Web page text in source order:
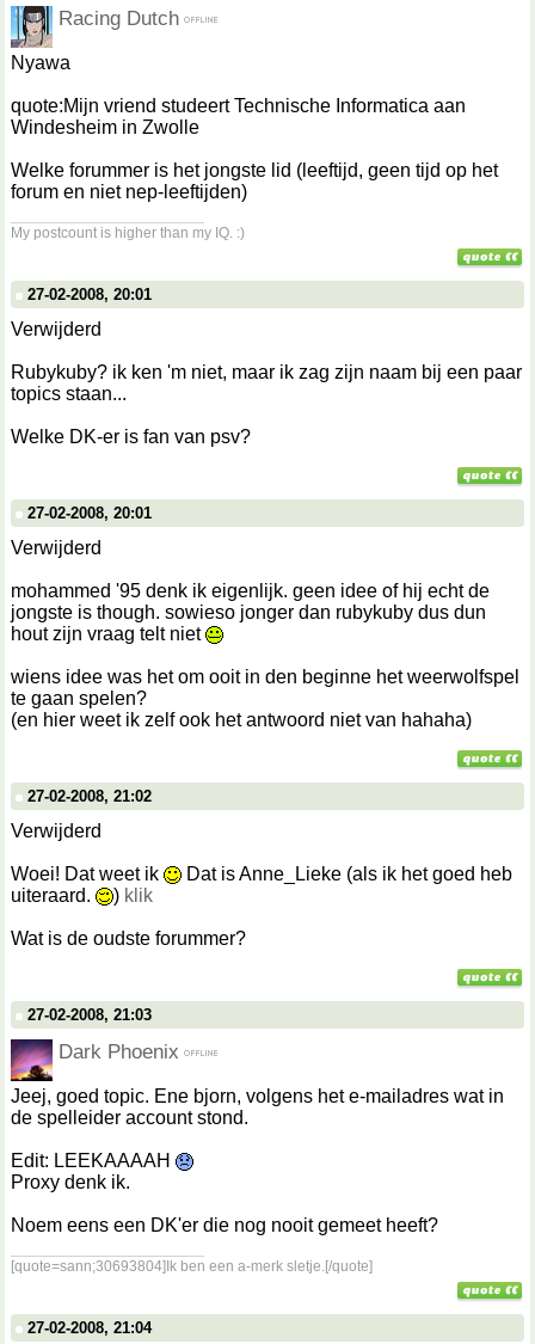
Racing Dutch
Nyawa
quote:Mijn vriend studeert Technische Informatica aan
Windesheim in Zwolle
Welke forummer is het jongste lid (leeftijd, geen tijd op het
forum en niet nep-leeftijden)
My postcount is higher than my IQ. :)
27-02-2008, 20:01
Verwijderd
Rubykuby? ik ken 'm niet, maar ik zag zijn naam bij een paar
topics staan...
Welke DK-er is fan van psv?
27-02-2008, 20:01
Verwijderd
mohammed '95 denk ik eigenlijk. geen idee of hij echt de
jongste is though. sowieso jonger dan rubykuby dus dun
hout zijn vraag telt niet
wiens idee was het om ooit in den beginne het weerwolfspel
te gaan spelen?
(en hier weet ik zelf ook het antwoord niet van hahaha)
27-02-2008, 21:02
Verwijderd
Woei! Dat weet ik
Dat is Anne_Lieke (als ik het goed heb
uiteraard.
) klik
Wat is de oudste forummer?
27-02-2008, 21:03
Dark Phoenix
Jeej, goed topic. Ene bjorn, volgens het e-mailadres wat in
de spelleider account stond.
Edit: LEEKAAAAH
Proxy denk ik.
Noem eens een DK'er die nog nooit gemeet heeft?
[quote=sann;30693804]Ik ben een a-merk sletje.[/quote]
27-02-2008, 21:04